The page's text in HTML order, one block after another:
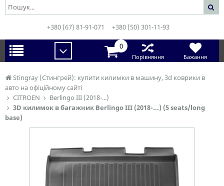
Stingray (Стингрей): купити килимки в машину, 3d коврики в
авто на офіційному сайті
CITROEN
Berlingo III (2018-...)
3D килимок в багажник Berlingo III (2018-...) (5 seats/long
base)
+380 (67) 81-91-071 +380 (50) 301-11-93
0
Порівняння Бажання